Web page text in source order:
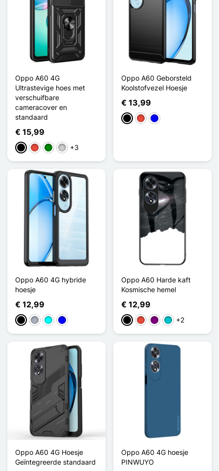
Oppo A60 4G
Ultrastevige hoes met
verschuifbare
cameracover en
standaard
€ 15,99
ZwartRoodGroenZilver+3
Oppo A60 Geborsteld
Koolstofvezel Hoesje
€ 13,99
ZwartRoodBlauw
Oppo A60 4G hybride
hoesje
€ 12,99
ZwartGrijsCyaanBlauw
Oppo A60 Harde kaft
Kosmische hemel
€ 12,99
ZwartRoodPurperTurkoois
+2
Oppo A60 4G Hoesje
Geïntegreerde standaard
Oppo A60 4G hoesje
PINWUYO